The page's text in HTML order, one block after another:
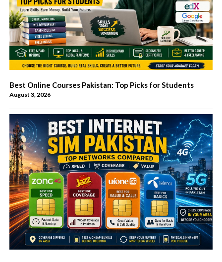
Best Online Courses Pakistan: Top Picks for Students
August 3, 2026